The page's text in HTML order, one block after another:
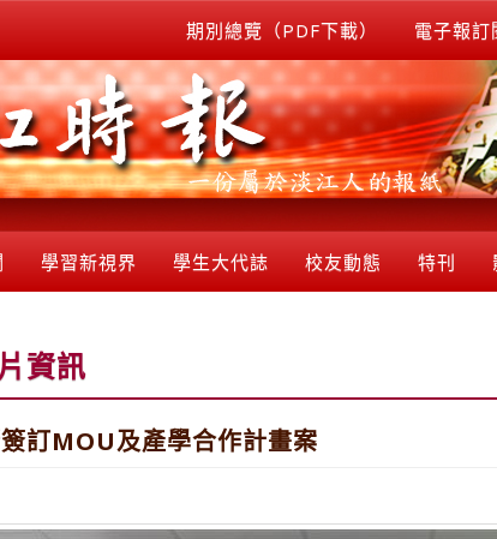
期別總覽（PDF下載） 電子報訂
學習新視界 學生大代誌 校友動態 特刊
資訊
訂MOU及產學合作計畫案